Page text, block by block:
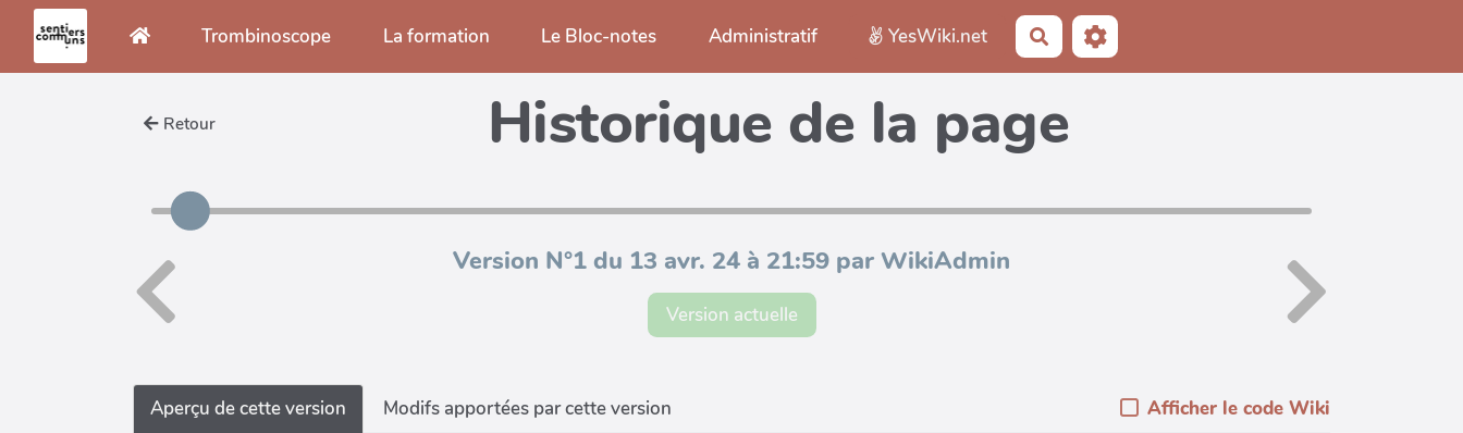
Aller au contenu principalTrombinoscope La formation Le Bloc-notes Administratif YesWiki.net Rechercher
Retour Historique de la page
Version N°1 du 13 avr. 24 à 21:59 par WikiAdmin
Version actuelle
Aperçu de cette version Modifs apportées par cette version Afficher le code Wiki